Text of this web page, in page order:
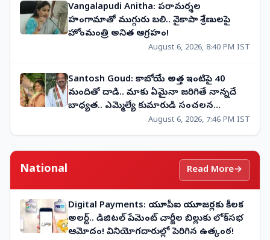
Vangalapudi Anitha: పరామర్శల
హంగామాతో ముగ్గురు బలి.. వైకాపా శ్రేణులపై
హోంమంత్రి అనిత ఆగ్రహం!
August 6, 2026, 8:40 PM IST
Santosh Goud: కాబోయే అత్త ఇంటిపై 40
మందితో దాడి.. మాకు ఏమైనా జరిగితే నాన్నదే
బాధ్యత.. ఎమ్మెల్యే కుమారుడి సంచలన
August 6, 2026, 7:46 PM IST
National Read More→
Digital Payments: యూపీఐ యూజర్లకు కీలక
అలర్ట్.. డిజిటల్ పేమెంట్ చార్జీల బిల్లుకు లోక్‌సభ
ఆమోదం! వినియోగదారుల్లో పెరిగిన ఉత్కంఠ!